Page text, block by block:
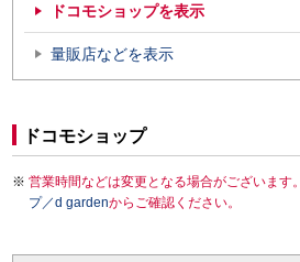
ドコモショップを表示
量販店などを表示
ドコモショップ
営業時間などは変更となる場合がございます
プ／d gardenからご確認ください。